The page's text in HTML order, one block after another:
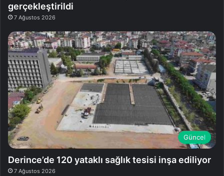
gerçekleştirildi
7 Ağustos 2026
Güncel
Derince’de 120 yataklı sağlık tesisi inşa ediliyor
7 Ağustos 2026